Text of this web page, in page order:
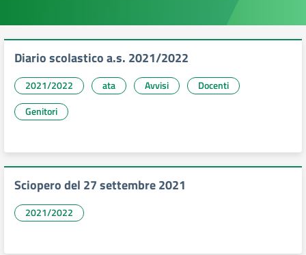
Diario scolastico a.s. 2021/2022
2021/2022 ata Avvisi
Docenti
Genitori
Sciopero del 27 settembre 2021
2021/2022